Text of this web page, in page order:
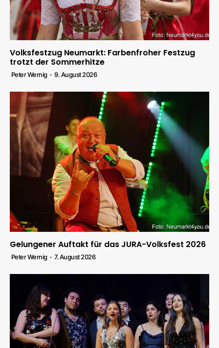
Volksfestzug Neumarkt: Farbenfroher Festzug
trotzt der Sommerhitze
Peter Wernig - 9. August 2026
Gelungener Auftakt für das JURA-Volksfest 2026
Peter Wernig - 7. August 2026